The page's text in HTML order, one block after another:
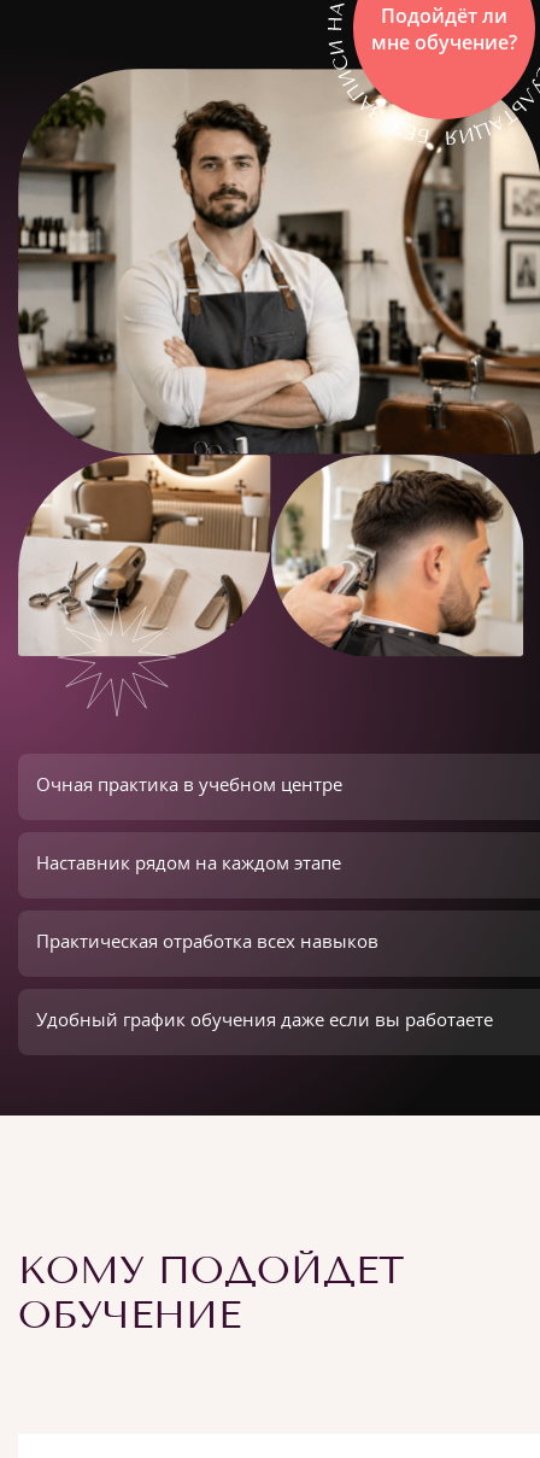
Подойдёт ли
мне обучение?
Очная практика в учебном центре
Наставник рядом на каждом этапе
Практическая отработка всех навыков
Удобный график обучения даже если вы работаете
КОМУ ПОДОЙДЕТ
ОБУЧЕНИЕ